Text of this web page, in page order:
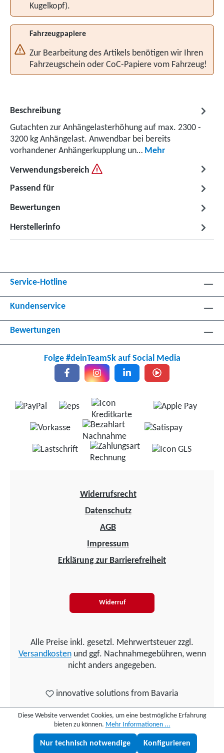
Kugelkopf).
Fahrzeugpapiere
Zur Bearbeitung des Artikels benötigen wir Ihren
Fahrzeugschein oder CoC-Papiere vom Fahrzeug!
Beschreibung
Gutachten zur Anhängelasterhöhung auf max. 2300 -
3200 kg Anhängelast. Anwendbar bei bereits
vorhandener Anhängerkupplung un… Mehr
Verwendungsbereich
Passend für
Bewertungen
Herstellerinfo
Service-Hotline
Kundenservice
Bewertungen
Folge #deinTeamSk auf Social Media
Widerrufsrecht
Datenschutz
AGB
Impressum
Erklärung zur Barrierefreiheit
Widerruf
Alle Preise inkl. gesetzl. Mehrwertsteuer zzgl.
Versandkostenund ggf. Nachnahmegebühren, wenn
nicht anders angegeben.
innovative solutions from Bavaria
Diese Website verwendet Cookies, um eine bestmögliche Erfahrung
bieten zu können. Mehr Informationen ...
Nur technisch notwendige Konfigurieren